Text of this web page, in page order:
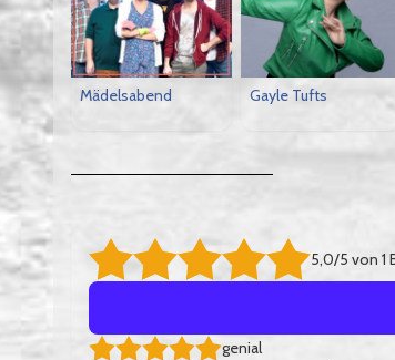
Mädelsabend Gayle Tufts
5,0/5 von 1
genial